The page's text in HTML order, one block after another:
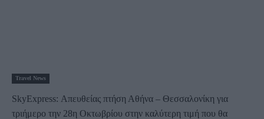
Travel News
SkyExpress: Απευθείας πτήση Αθήνα – Θεσσαλονίκη για
τριήμερο την 28η Οκτωβρίου στην καλύτερη τιμή που θα